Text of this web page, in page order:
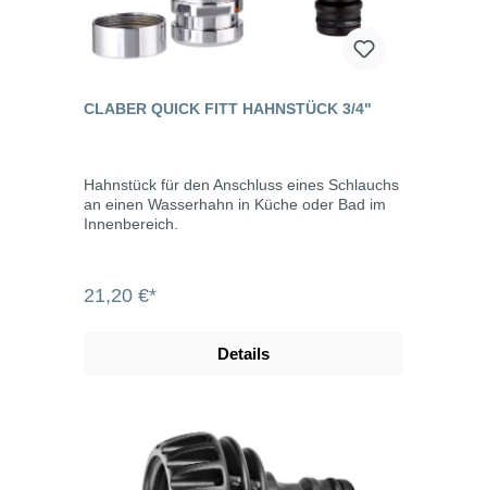
CLABER QUICK FITT HAHNSTÜCK 3/4"
Hahnstück für den Anschluss eines Schlauchs
an einen Wasserhahn in Küche oder Bad im
Innenbereich.
21,20 €*
Details